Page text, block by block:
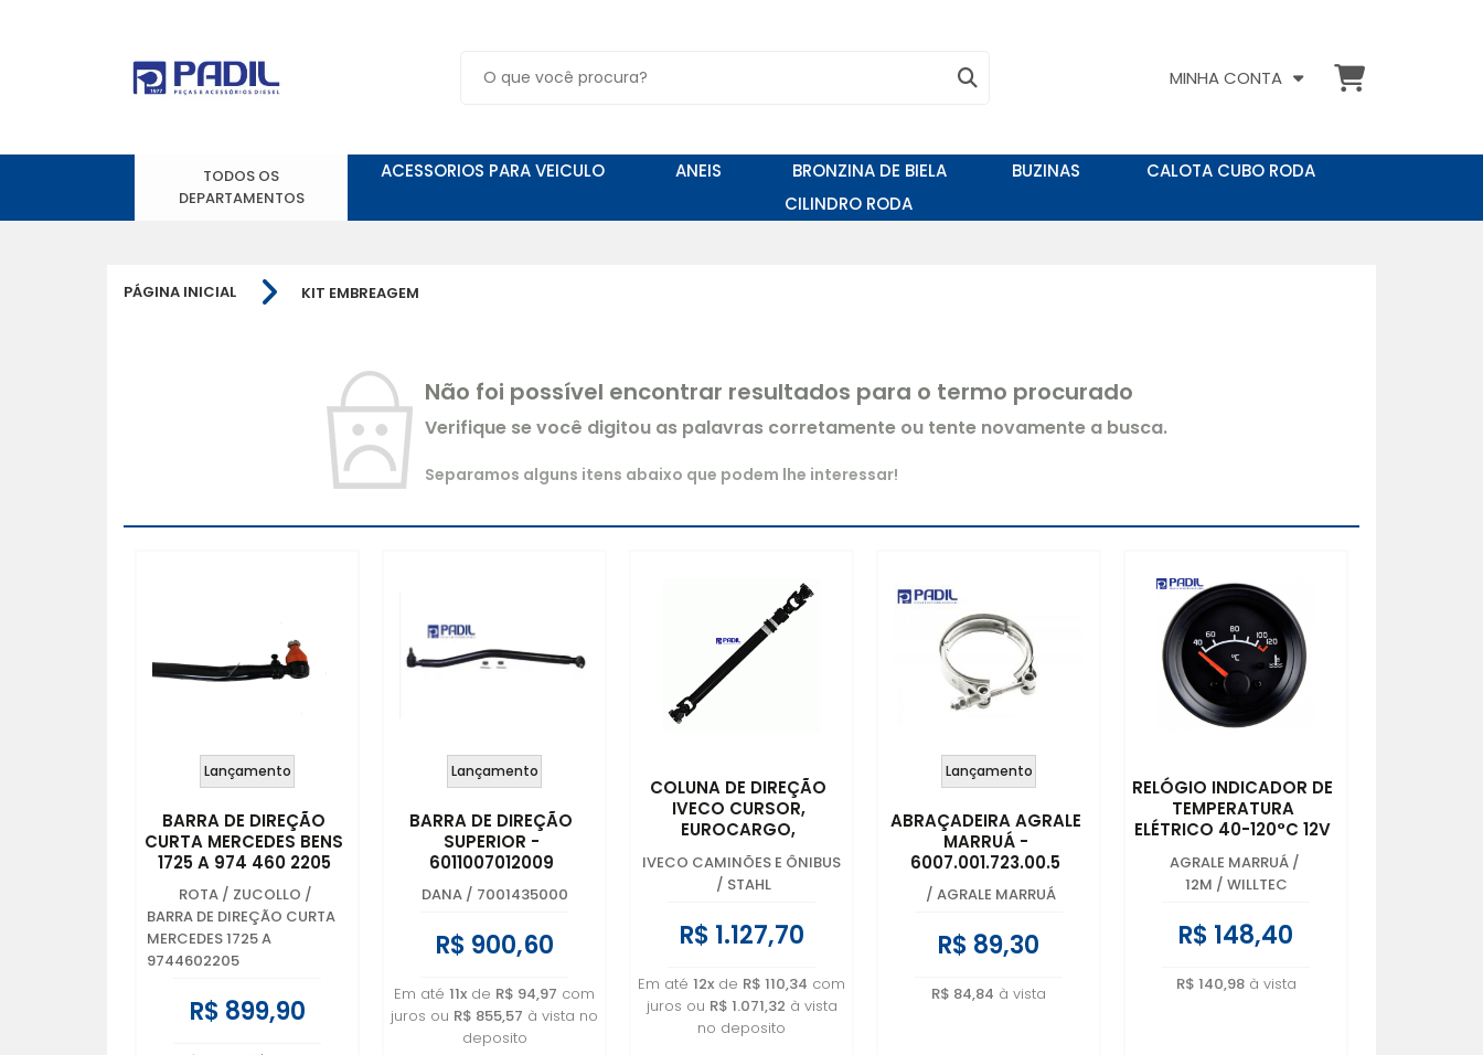
MINHA CONTA
TODOS OS
DEPARTAMENTOS
ACESSORIOS PARA VEICULO ANEIS BRONZINA DE BIELA BUZINAS
CALOTA CUBO RODA
CILINDRO RODA
PÁGINA INICIAL KIT EMBREAGEM
Não foi possível encontrar resultados para o termo procurado
Verifique se você digitou as palavras corretamente ou tente novamente a busca.
Separamos alguns itens abaixo que podem lhe interessar!
Lançamento
BARRA DE DIREÇÃO
CURTA MERCEDES BENS
1725 A 974 460 2205
ROTA / ZUCOLLO /
BARRA DE DIREÇÃO CURTA
MERCEDES 1725 A
9744602205
R$ 899,90
Lançamento
BARRA DE DIREÇÃO
SUPERIOR -
6011007012009
DANA / 7001435000
R$ 900,60
Em até 11x de R$ 94,97 com
juros ou R$ 855,57 à vista no
deposito
COLUNA DE DIREÇÃO
IVECO CURSOR,
EUROCARGO,
EUROTECH,
EUROTRAKKER, TECTOR
E CC170 E22 -
IVECO CAMINÕES E ÔNIBUS
/ STAHL
R$ 1.127,70
Em até 12x de R$ 110,34 com
juros ou R$ 1.071,32 à vista
no deposito
Lançamento
ABRAÇADEIRA AGRALE
MARRUÁ -
6007.001.723.00.5
/ AGRALE MARRUÁ
R$ 89,30
R$ 84,84 à vista
RELÓGIO INDICADOR DE
TEMPERATURA
ELÉTRICO 40-120°C 12V
- 60MM - AGRALE
MARRUÁ -
6009.013.143.00.8
AGRALE MARRUÁ /
12M / WILLTEC
R$ 148,40
R$ 140,98à vista